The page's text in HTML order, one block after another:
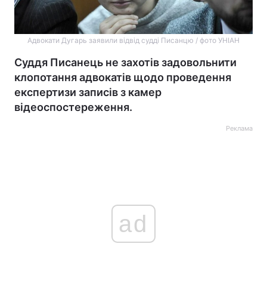
Адвокати Дугарь заявили відвід судді Писанцю / фото УНІАН
Суддя Писанець не захотів задовольнити
клопотання адвокатів щодо проведення
експертизи записів з камер
відеоспостереження.
Реклама
ad